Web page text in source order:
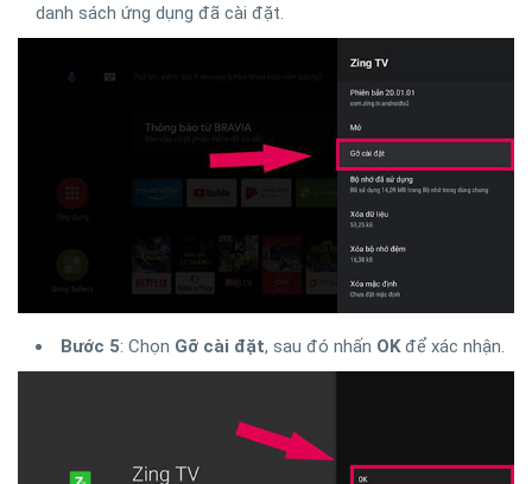
danh sách ứng dụng đã cài đặt.
Bước 5: Chọn Gỡ cài đặt, sau đó nhấn OKđể xác nhận.